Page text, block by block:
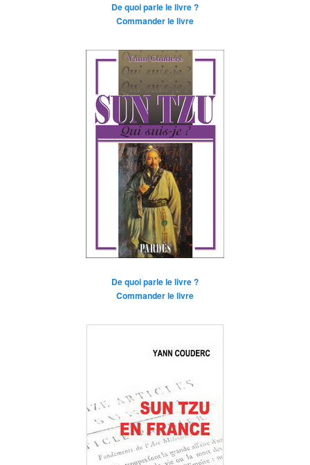
De quoi parle le livre ?
Commander le livre
De quoi parle le livre ?
Commander le livre